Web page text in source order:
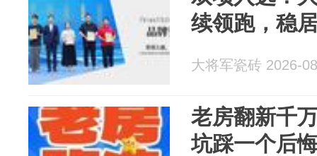
续领跑，稳
大将军瓷砖 2026-
老房翻新千
坑踩一个后